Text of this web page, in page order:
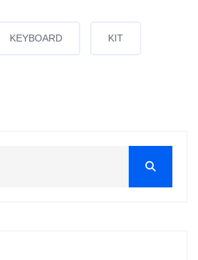
KEYBOARD KIT